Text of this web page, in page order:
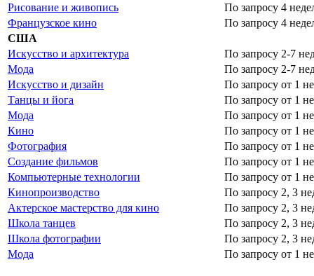
Рисование и живопись
По запросу 4
Французское кино
По запросу 4
США
Искусство и архитектура
По запросу 2-7
Мода
По запросу 2-7
Искусство и дизайн
По запросу от 1
Танцы и йога
По запросу от 1
Мода
По запросу от 1
Кино
По запросу от 1
Фотография
По запросу от 1
Создание фильмов
По запросу от 1
Компьютерные технологии
По запросу от 1
Кинопроизводство
По запросу 2, 3
Актерское мастерство для кино
По запросу 2, 3
Школа танцев
По запросу 2, 3
Школа фотографии
По запросу 2, 3
Мода
По запросу от 1